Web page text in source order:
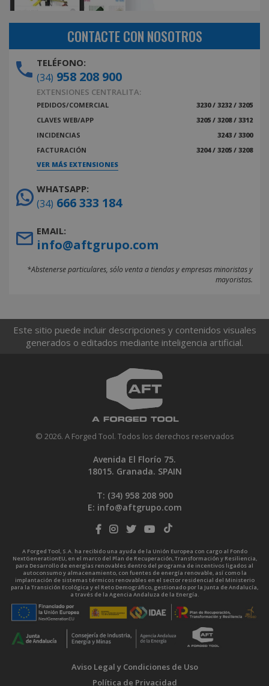
CONTACTE CON NOSOTROS
TELÉFONO:
(34) 958 208 900
EXTENSIONES CENTRALITA:
PEDIDOS/COMERCIAL
3230 / 3232 / 3205
CLAVES WEB/APP
3205 / 3208 / 3312
INCIDENCIAS
3243 / 3300
FACTURACIÓN
3204 / 3205 / 3208
VER MÁS EXTENSIONES
WHATSAPP:
(34) 666 333 184
EMAIL:
info@aftgrupo.com
*Abstenerse particulares, sólo venta a tiendas y empresas minoristas y
mayoristas.
Este sitio puede incluir descripciones y contenidos visuales
generados o editados mediante inteligencia artificial.
© 2026. A Forged Tool. Todos los derechos reservados
Avenida El Florío 75.
18015. Granada. SPAIN
T: (34) 958 208 900
E: info@aftgrupo.com
A Forged Tool, S.A. ha recibido una ayuda de la Unión Europea con cargo al Fondo
NextGenerationEU, en el marco del Plan de Recuperación, Transformación y Resiliencia,
para Desarrollo de energías renovables dentro del programa de incentivos ligados al
autoconsumo y almacenamiento, con fuentes de energía renovable, así como la
implantación de sistemas térmicos renovables en el sector residencial del Ministerio
para la Transición Ecológica y el Reto Demográfico, gestionado por la Junta de Andalucía,
a través de la Agencia Andaluza de la Energía.
Aviso Legal y Condiciones de Uso
Política de Privacidad